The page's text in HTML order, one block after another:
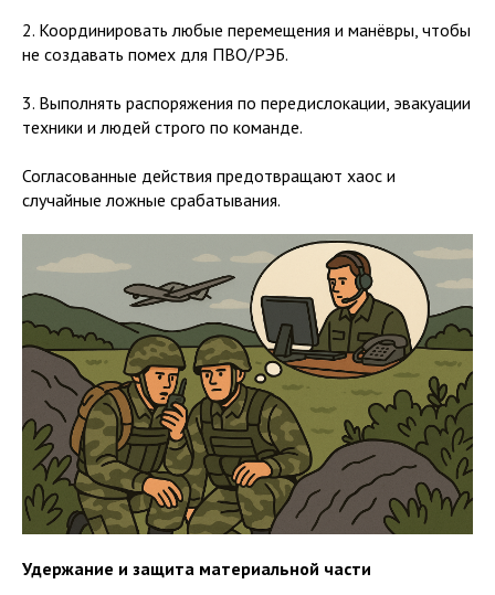
2. Координировать любые перемещения и манёвры, чтобы
не создавать помех для ПВО/РЭБ.
3. Выполнять распоряжения по передислокации, эвакуации
техники и людей строго по команде.
Согласованные действия предотвращают хаос и
случайные ложные срабатывания.
Удержание и защита материальной части